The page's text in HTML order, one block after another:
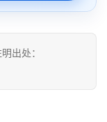
出处：